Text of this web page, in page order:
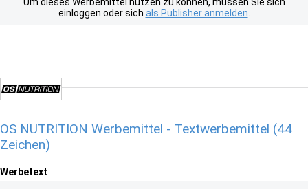
einloggen oder sich als Publisher anmelden
OS NUTRITION Werbemittel - Textwerbemittel (44
Zeichen)
Werbetext